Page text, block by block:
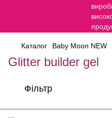
Каталог Baby Moon NEW
Glitter builder gel
Фільтр